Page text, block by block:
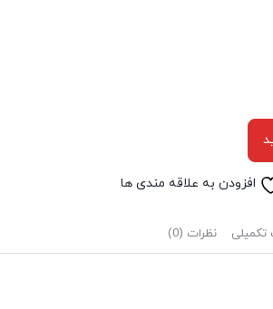
افزودن به علاقه مندی ها
نظرات (0)